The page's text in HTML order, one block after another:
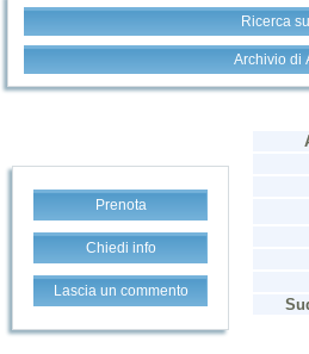
Ricerca
Archivio di
Prenota
Chiedi info
Lascia un commento